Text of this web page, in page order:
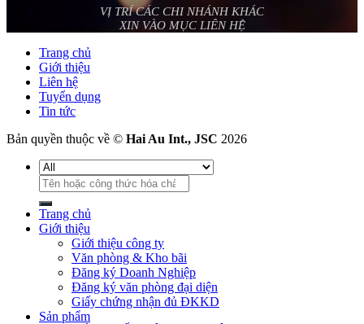
VỊ TRÍ CÁC CHI NHÁNH KHÁC
XIN VÀO MỤC LIÊN HỆ
Trang chủ
Giới thiệu
Liên hệ
Tuyển dụng
Tin tức
Bản quyền thuộc về © Hai Au Int., JSC 2026
Tìm
kiếm:
Trang chủ
Giới thiệu
Giới thiệu công ty
Văn phòng & Kho bãi
Đăng ký Doanh Nghiệp
Đăng ký văn phòng đại diện
Giấy chứng nhận đủ ĐKKD
Sản phẩm